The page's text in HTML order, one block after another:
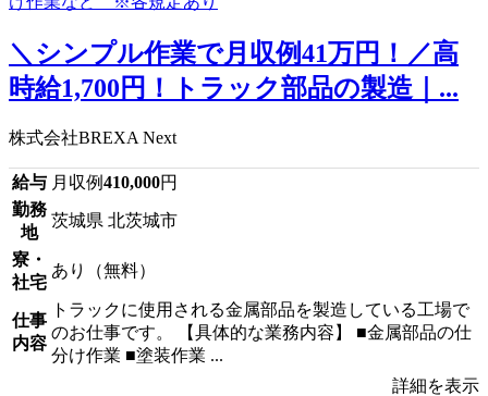
＼シンプル作業で月収例41万円！／高
時給1,700円！トラック部品の製造｜...
株式会社BREXA Next
給与 月収例410,000円
勤務
地
茨城県 北茨城市
寮・
社宅
あり（無料）
仕事
内容
トラックに使用される金属部品を製造している工場で
のお仕事です。 【具体的な業務内容】 ■金属部品の仕
分け作業 ■塗装作業 ...
詳細を表示